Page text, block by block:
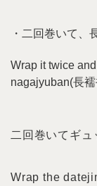
・二回巻いて、
Wrap it twice
nagajyuban(長
二回巻いてギ
Wrap the